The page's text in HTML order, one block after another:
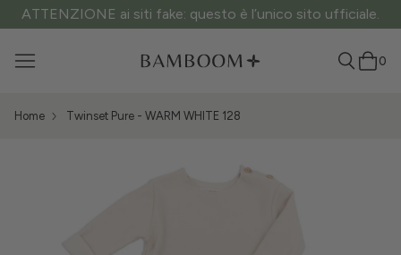
ATTENZIONE ai siti fake: questo è l’unico sito ufficiale.
0
Home Twinset Pure - WARM WHITE 128